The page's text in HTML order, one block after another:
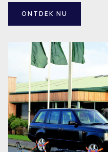
ONTDEK NU